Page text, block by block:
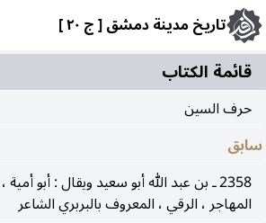
تاريخ مدينة دمشق [ ج ٢٠ ]
قائمة الکتاب
حرف السين
سابق
2358 ـ بن عبد الله أبو سعيد ويقال : أبو
المهاجر ، الرقي ، المعروف بالبربري الشاعر